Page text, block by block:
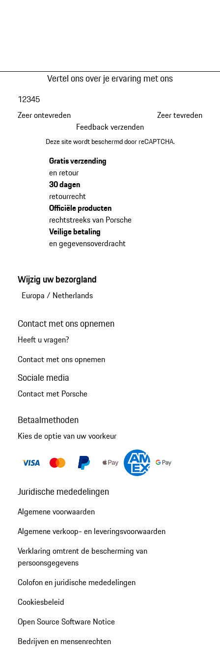
Vertel ons over je ervaring met ons
Zeer ontevreden
12345
Zeer tevreden
Feedback verzenden
Deze site wordt beschermd door reCAPTCHA.
Gratis verzending
en retour
30 dagen
retourrecht
Officiële producten
rechtstreeks van Porsche
Veilige betaling
en gegevensoverdracht
Wijzig uw bezorgland
Europa / Netherlands
Contact met ons opnemen
Heeft u vragen?
Contact met ons opnemen
Sociale media
Contact met Porsche
Betaalmethoden
Kies de optie van uw voorkeur
Juridische mededelingen
Algemene voorwaarden
Algemene verkoop- en leveringsvoorwaarden
Verklaring omtrent de bescherming van
persoonsgegevens
Colofon en juridische mededelingen
Cookiesbeleid
Open Source Software Notice
Bedrijven en mensenrechten